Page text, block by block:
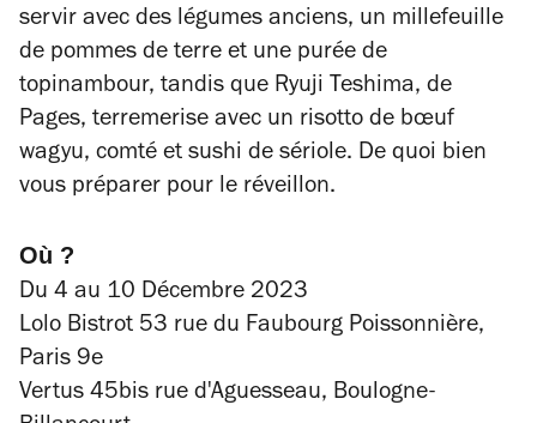
servir avec des légumes anciens, un millefeuille
de pommes de terre et une purée de
topinambour, tandis que Ryuji Teshima, de
Pages, terremerise avec un risotto de bœuf
wagyu, comté et sushi de sériole. De quoi bien
vous préparer pour le réveillon.
Où ?
Du 4 au 10 Décembre 2023
Lolo Bistrot 53 rue du Faubourg Poissonnière,
Paris 9e
Vertus 45bis rue d'Aguesseau, Boulogne-